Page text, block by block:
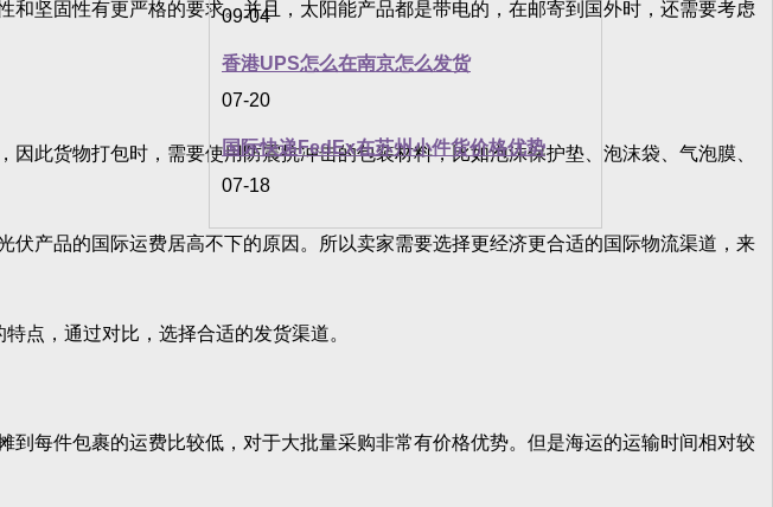
09-04
香港UPS怎么在南京怎么发货
07-20
国际快递FedEx在苏州小件货价格优势
07-18
坚固性有更严格的要求。并且，太阳能产品都是带电的，在邮寄到国外时，还需要考虑
货物打包时，需要使用防震抗冲击的包装材料，比如泡沫保护垫、泡沫袋、气泡膜、
产品的国际运费居高不下的原因。所以卖家需要选择更经济更合适的国际物流渠道，来
，通过对比，选择合适的发货渠道。
每件包裹的运费比较低，对于大批量采购非常有价格优势。但是海运的运输时间相对较